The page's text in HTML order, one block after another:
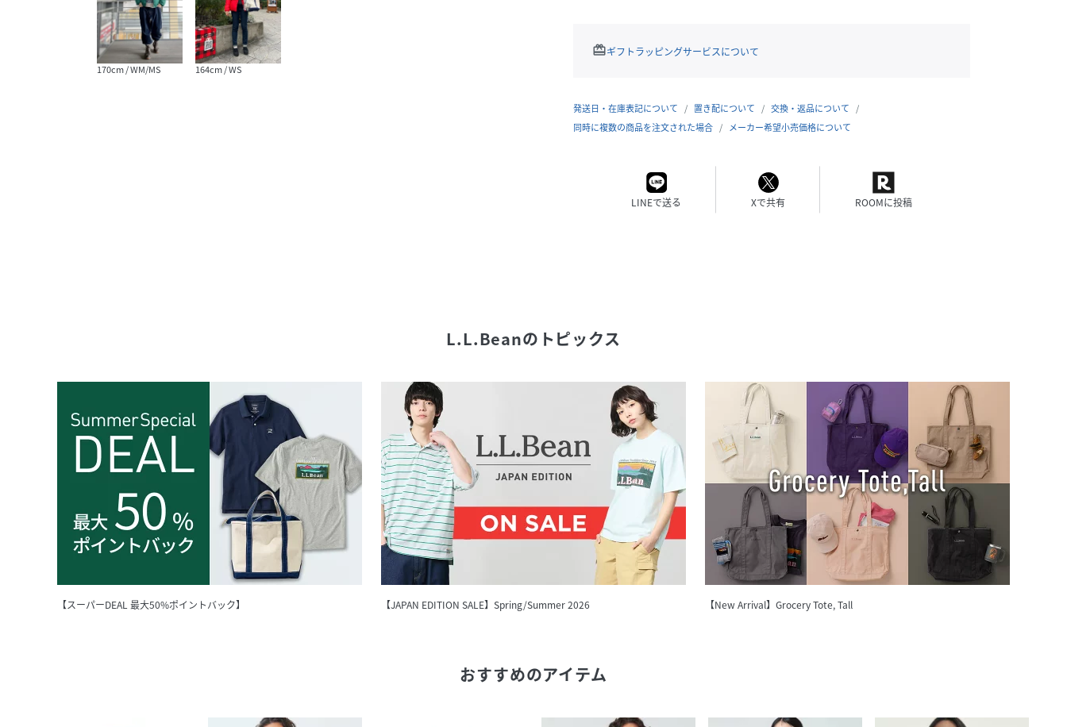
170cm / WM/MS 164cm / WS
redeemギフトラッピングサービスについて
発送日・在庫表記について 置き配について
交換・返品について
同時に複数の商品を注文された場合
メーカー希望小売価格について
LINEで送る Xで共有 ROOMに投稿
L.L.Beanのトピックス
【スーパーDEAL 最大50%ポイントバック】 【JAPAN EDITION SALE】Spring/Summer 2026 【New Arrival】Grocery Tote, Tall
おすすめのアイテム